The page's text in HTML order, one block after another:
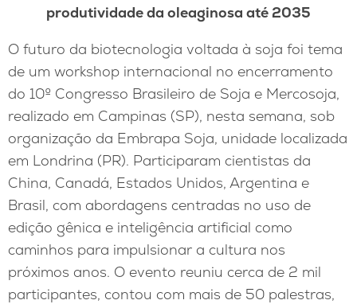
produtividade da oleaginosa até 2035
O futuro da biotecnologia voltada à soja foi tema
de um workshop internacional no encerramento
do 10º Congresso Brasileiro de Soja e Mercosoja,
realizado em Campinas (SP), nesta semana, sob
organização da Embrapa Soja, unidade localizada
em Londrina (PR). Participaram cientistas da
China, Canadá, Estados Unidos, Argentina e
Brasil, com abordagens centradas no uso de
edição gênica e inteligência artificial como
caminhos para impulsionar a cultura nos
próximos anos. O evento reuniu cerca de 2 mil
participantes, contou com mais de 50 palestras,